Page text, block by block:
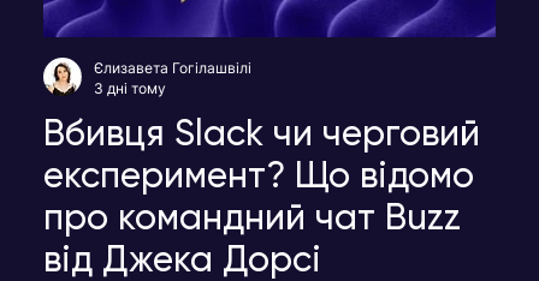
Вбивця Slack чи черговий
експеримент? Що відомо
про командний чат Buzz
від Джека Дорсі
Єлизавета Гогілашвілі
3 дні тому